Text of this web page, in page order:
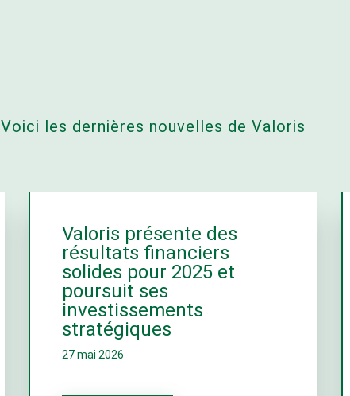
Voici les dernières nouvelles de Valoris
Valoris présente des
résultats financiers
solides pour 2025 et
poursuit ses
investissements
stratégiques
27 mai 2026